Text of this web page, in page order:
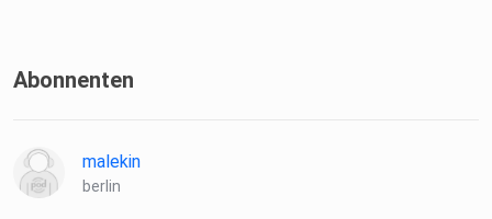
Abonnenten
malekin
berlin